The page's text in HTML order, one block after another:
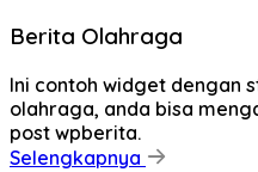
Berita Olahraga
Ini contoh widget dengan
olahraga, anda bisa
post wpberita.
Selengkapnya